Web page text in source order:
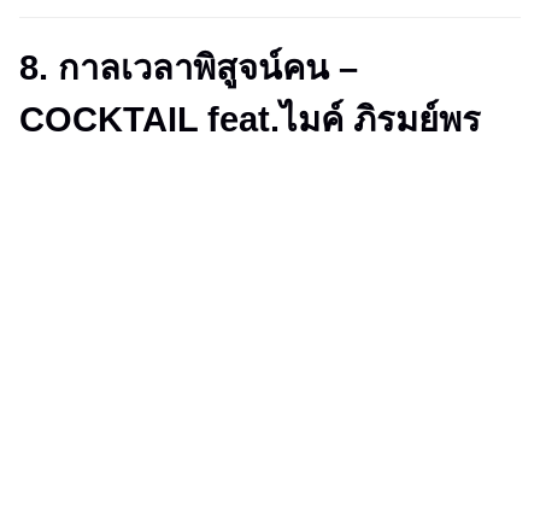
8. กาลเวลาพิสูจน์คน –
COCKTAIL feat.ไมค์ ภิรมย์พร